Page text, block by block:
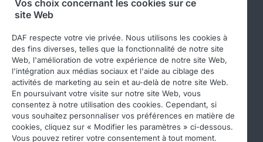
Suivez-nous
© 2026 DAF Legal notice Privacy statement
Vos choix concernant les cookies sur ce
site Web
DAF respecte votre vie privée. Nous utilisons les cookies à
des fins diverses, telles que la fonctionnalité de notre site
Web, l'amélioration de votre expérience de notre site Web,
l'intégration aux médias sociaux et l'aide au ciblage des
activités de marketing au sein et au-delà de notre site Web.
En poursuivant votre visite sur notre site Web, vous
consentez à notre utilisation des cookies. Cependant, si
vous souhaitez personnaliser vos préférences en matière de
cookies, cliquez sur « Modifier les paramètres » ci-dessous.
Vous pouvez retirer votre consentement à tout moment.